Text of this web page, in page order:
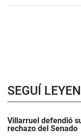
SEGUÍ
Villarruel defendió
rechazo del Senado